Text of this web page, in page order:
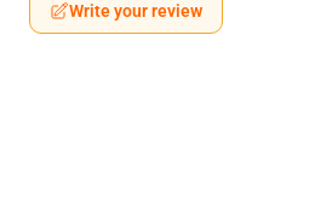
Write your review